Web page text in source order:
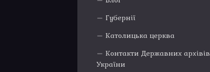
Губернії
Католицька церква
Контакти Державних архівів
України